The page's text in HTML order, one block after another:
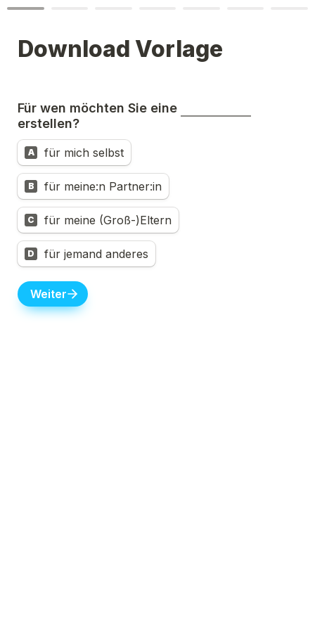
Download Vorlage
Für wen möchten Sie eine
erstellen?
A für mich selbst
B für meine:n Partner:in
C für meine (Groß-)Eltern
D für jemand anderes
Weiter